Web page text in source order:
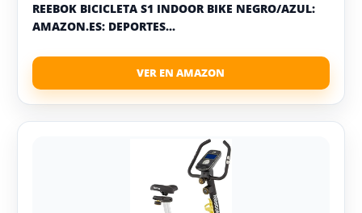
REEBOK BICICLETA S1 INDOOR BIKE NEGRO/AZUL:
AMAZON.ES: DEPORTES...